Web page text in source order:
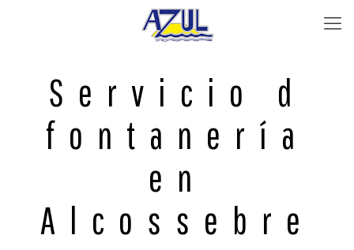
Servicio d
fontanería
en
Alcossebre